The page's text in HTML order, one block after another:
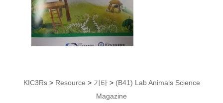
KIC3Rs> Resource > 기타> (B41) Lab Animals Science
Magazine